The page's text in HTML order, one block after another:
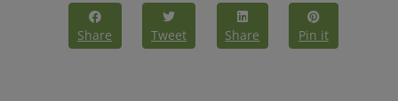
Share Tweet Share Pin it